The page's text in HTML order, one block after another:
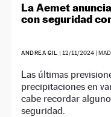
La Aemet
con seguridad
ANDREA GIL | 12/11/2024|
Las últimas
precipitaciones en
cabe recordar
seguridad.